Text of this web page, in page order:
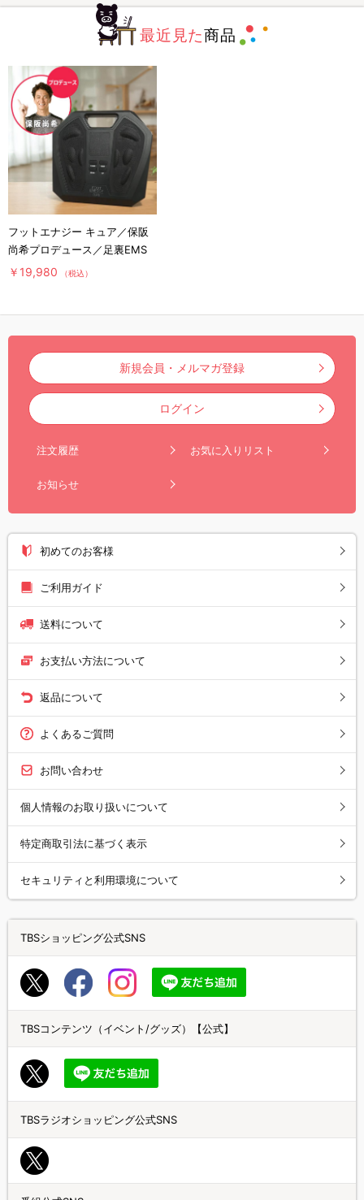
最近見た商品
フットエナジー キュア／保阪
尚希プロデュース／足裏EMS
￥19,980 （税込）
新規会員・メルマガ登録
ログイン
注文履歴 お気に入りリスト
お知らせ
初めてのお客様
ご利用ガイド
送料について
お支払い方法について
返品について
よくあるご質問
お問い合わせ
個人情報のお取り扱いについて
特定商取引法に基づく表示
セキュリティと利用環境について
TBSショッピング公式SNS
TBSコンテンツ（イベント/グッズ）【公式】
TBSラジオショッピング公式SNS